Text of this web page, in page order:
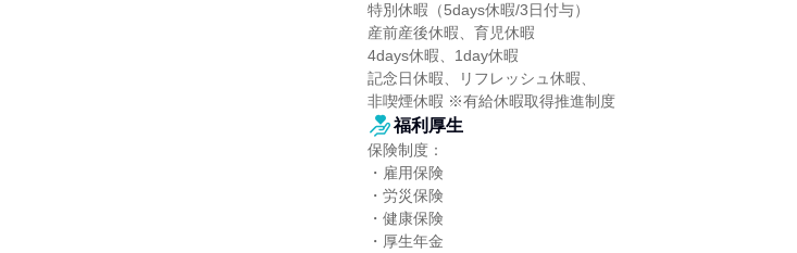
特別休暇（5days休暇/3日付与）
産前産後休暇、育児休暇
4days休暇、1day休暇
記念日休暇、リフレッシュ休暇、
非喫煙休暇 ※有給休暇取得推進制度
福利厚生
保険制度：
・雇用保険
・労災保険
・健康保険
・厚生年金